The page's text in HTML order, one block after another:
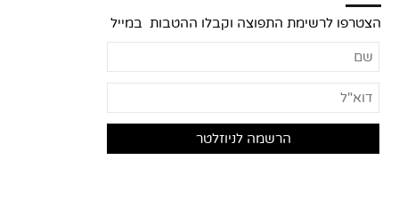
הצטרפו לרשימת התפוצה וקבלו ההטבות במייל